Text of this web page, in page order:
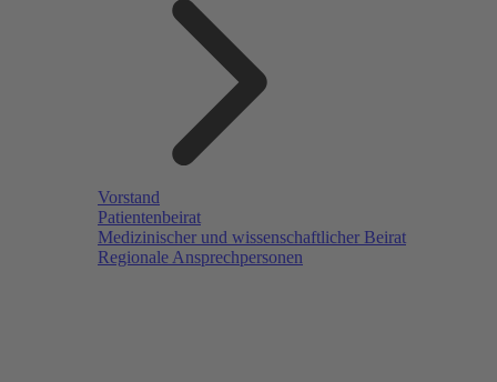
Vorstand
Patientenbeirat
Medizinischer und wissenschaftlicher Beirat
Regionale Ansprechpersonen